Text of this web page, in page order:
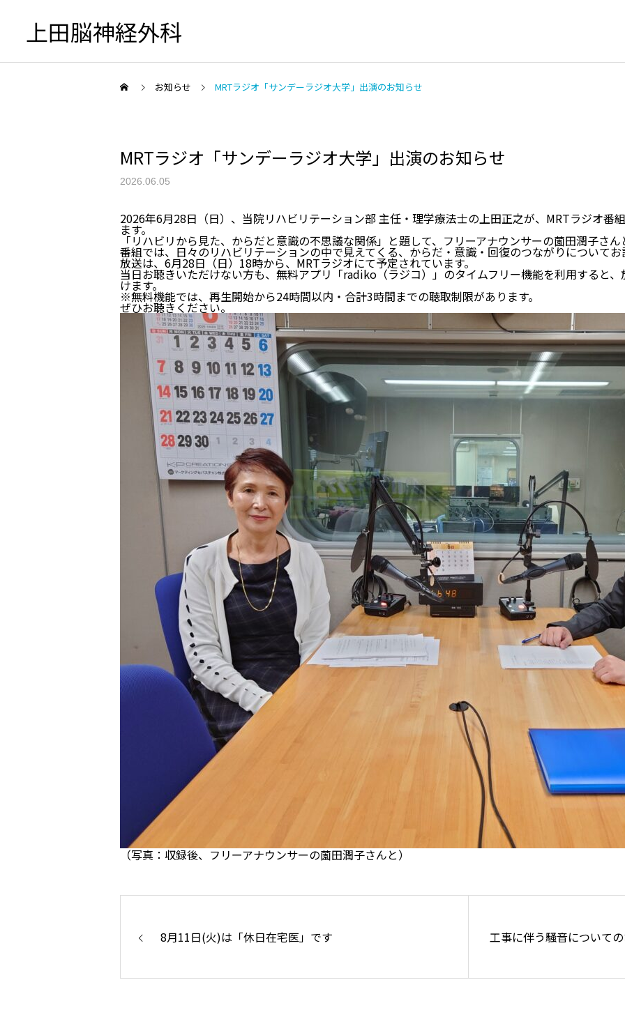
上田脳神経外科
初診の方へ 脳の検査
頭が痛い 頭をケガした 手足のしびれ
お知らせ MRTラジオ「サンデーラジオ大学」出演のお知らせ
MRTラジオ「サンデーラジオ大学」出演のお知らせ
2026.06.05
2026年6月28日（日）、当院リハビリテーション部 主任・理学療法士の上田正之が、MRTラジオ番
ます。
「リハビリから見た、からだと意識の不思議な関係」と題して、フリーアナウンサーの薗田潤子さ
番組では、日々のリハビリテーションの中で見えてくる、からだ・意識・回復のつながりについてお
放送は、6月28日（日）18時から、MRTラジオにて予定されています。
当日お聴きいただけない方も、無料アプリ「radiko（ラジコ）」のタイムフリー機能を利用すると
けます。
※無料機能では、再生開始から24時間以内・合計3時間までの聴取制限があります。
ぜひお聴きください。
（写真：収録後、フリーアナウンサーの薗田潤子さんと）
8月11日(火)は「休日在宅医」です 工事に伴う騒音について